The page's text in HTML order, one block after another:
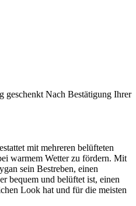
geschenkt Nach Bestätigung Ihrer
mit mehreren belüfteten
warmem Wetter zu fördern. Mit
sein Bestreben, einen
bequem und belüftet ist, einen
Look hat und für die meisten